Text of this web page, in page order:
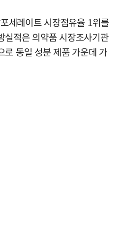
세레이트 시장점유율 1위를
실적은 의약품 시장조사기관
동일 성분 제품 가운데 가